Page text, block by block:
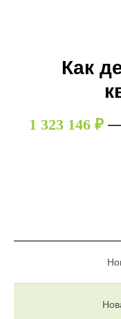
Как
1 323 146 ₽